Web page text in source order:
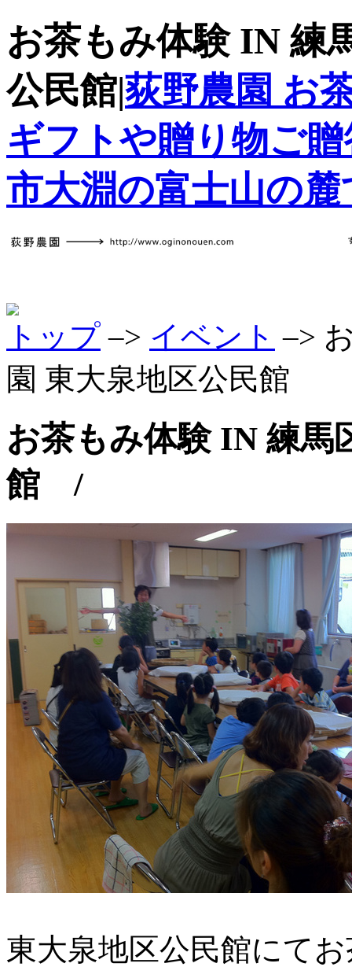
お茶もみ体験 IN 練
公民館|荻野農園 お
ギフトや贈り物ご
市大淵の富士山の
トップ –> イベント –>
園 東大泉地区公民館
お茶もみ体験 IN 練馬
館 /
東大泉地区公民館にて